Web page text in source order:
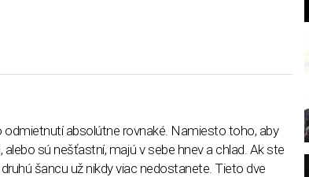
absolútne rovnaké. Namiesto toho, aby
sú nešťastní, majú v sebe hnev a chlad. Ak ste
šancu už nikdy viac nedostanete. Tieto dve